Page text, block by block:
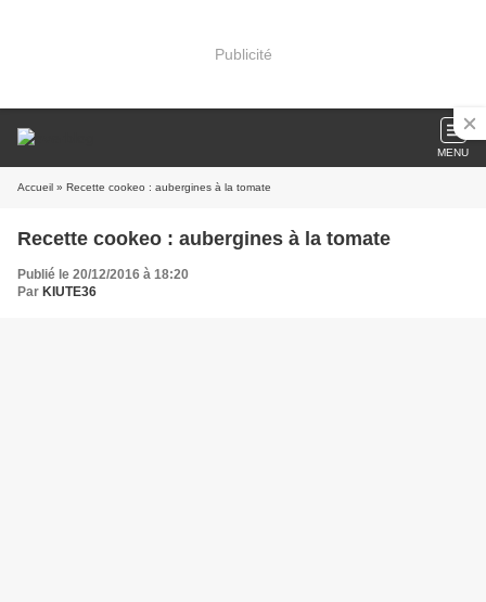
Publicité
MENU
Accueil » Recette cookeo : aubergines à la tomate
Recette cookeo : aubergines à la tomate
Publié le 20/12/2016 à 18:20
Par KIUTE36